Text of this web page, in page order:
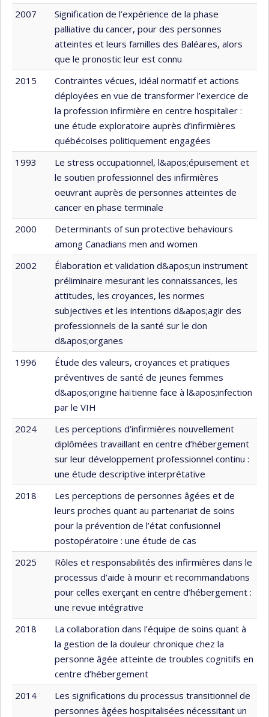
2007
Signification de l’expérience de la phase
palliative du cancer, pour des personnes
atteintes et leurs familles des Baléares, alors
que le pronostic leur est connu
2015
Contraintes vécues, idéal normatif et actions
déployées en vue de transformer l’exercice de
la profession infirmière en centre hospitalier :
une étude exploratoire auprès d’infirmières
québécoises politiquement engagées
1993
Le stress occupationnel, l&apos;épuisement et
le soutien professionnel des infirmières
oeuvrant auprès de personnes atteintes de
cancer en phase terminale
2000
Determinants of sun protective behaviours
among Canadians men and women
2002
Élaboration et validation d&apos;un instrument
préliminaire mesurant les connaissances, les
attitudes, les croyances, les normes
subjectives et les intentions d&apos;agir des
professionnels de la santé sur le don
d&apos;organes
1996
Étude des valeurs, croyances et pratiques
préventives de santé de jeunes femmes
d&apos;origine haïtienne face à l&apos;infection
par le VIH
2024
Les perceptions d’infirmières nouvellement
diplômées travaillant en centre d’hébergement
sur leur développement professionnel continu :
une étude descriptive interprétative
2018
Les perceptions de personnes âgées et de
leurs proches quant au partenariat de soins
pour la prévention de l’état confusionnel
postopératoire : une étude de cas
2025
Rôles et responsabilités des infirmières dans le
processus d’aide à mourir et recommandations
pour celles exerçant en centre d’hébergement :
une revue intégrative
2018
La collaboration dans l’équipe de soins quant à
la gestion de la douleur chronique chez la
personne âgée atteinte de troubles cognitifs en
centre d’hébergement
2014
Les significations du processus transitionnel de
personnes âgées hospitalisées nécessitant un